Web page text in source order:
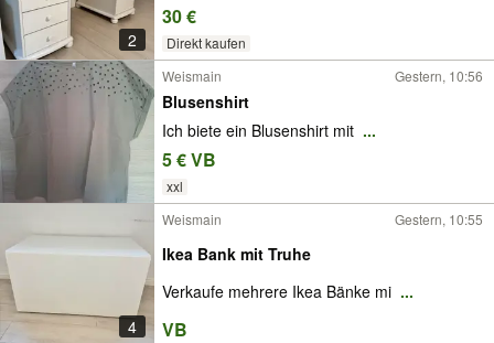
2
30 €
Direkt kaufen
Weismain
Gestern, 10:56
Blusenshirt
Ich biete ein Blusenshirt mit ...
5 € VB
xxl
4
Weismain Gestern, 10:55
Ikea Bank mit Truhe
Verkaufe mehrere Ikea Bänke mi ...
VB